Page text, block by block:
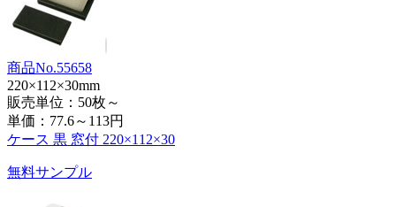
商品No.55658
220×112×30mm
販売単位：50枚～
単価： 77.6～113円
ケース 黒 窓付 220×112×30
無料サンプル